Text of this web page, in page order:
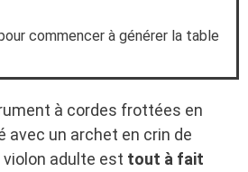
commencer à générer la table
à cordes frottées en
avec un archet en crin de
violon adulte est tout à fait